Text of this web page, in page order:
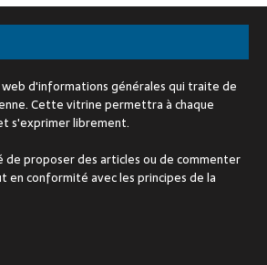
web d'informations générales qui traite de
Cette vitrine permettra à chaque
s'exprimer librement.
de proposer des articles ou de commenter
en conformité avec les principes de la